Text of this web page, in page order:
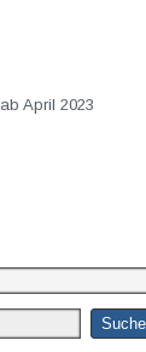
ab April 2023